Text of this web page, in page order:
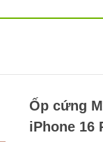
Ốp cứng
iPhone 16